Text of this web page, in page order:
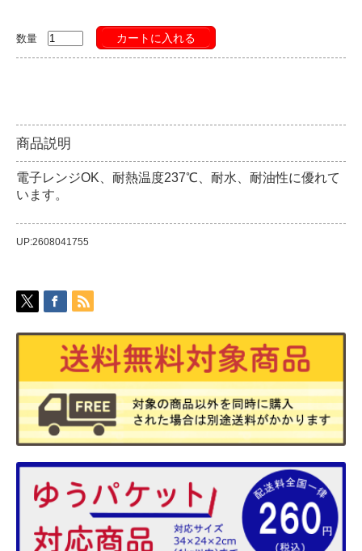
数量 カートに入れる
商品説明
電子レンジOK、耐熱温度237℃、耐水、耐油性に優れて
います。
UP:2608041755